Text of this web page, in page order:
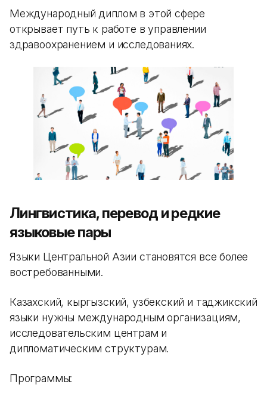
Международный диплом в этой сфере
открывает путь к работе в управлении
здравоохранением и исследованиях.
Лингвистика, перевод и редкие
языковые пары
Языки Центральной Азии становятся все более
востребованными.
Казахский, кыргызский, узбекский и таджикский
языки нужны международным организациям,
исследовательским центрам и
дипломатическим структурам.
Программы: